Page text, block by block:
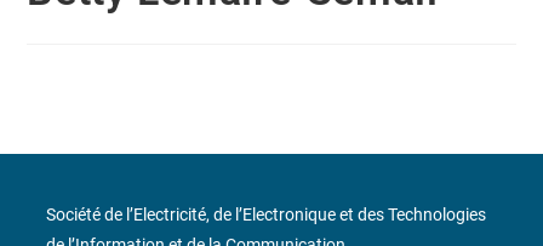
Société de l’Electricité, de l’Electronique et des Technologies